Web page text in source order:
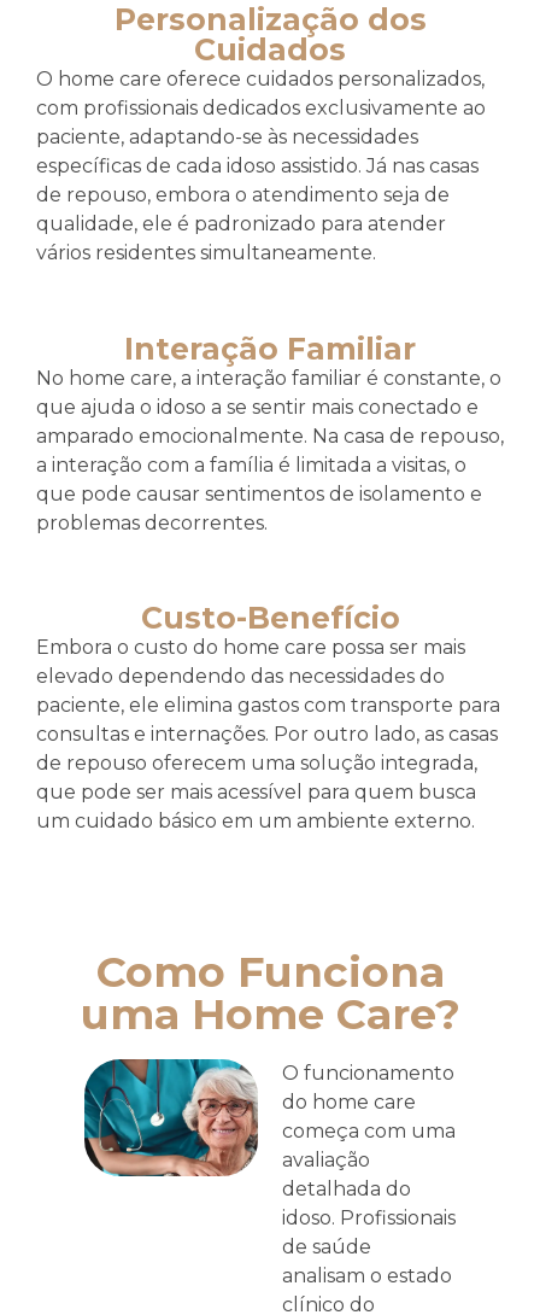
Personalização dos
Cuidados
O home care oferece cuidados personalizados,
com profissionais dedicados exclusivamente ao
paciente, adaptando-se às necessidades
específicas de cada idoso assistido. Já nas casas
de repouso, embora o atendimento seja de
qualidade, ele é padronizado para atender
vários residentes simultaneamente.
Interação Familiar
No home care, a interação familiar é constante, o
que ajuda o idoso a se sentir mais conectado e
amparado emocionalmente. Na casa de repouso,
a interação com a família é limitada a visitas, o
que pode causar sentimentos de isolamento e
problemas decorrentes.
Custo-Benefício
Embora o custo do home care possa ser mais
elevado dependendo das necessidades do
paciente, ele elimina gastos com transporte para
consultas e internações. Por outro lado, as casas
de repouso oferecem uma solução integrada,
que pode ser mais acessível para quem busca
um cuidado básico em um ambiente externo.
Como Funciona
uma Home Care?
O funcionamento
do home care
começa com uma
avaliação
detalhada do
idoso. Profissionais
de saúde
analisam o estado
clínico do